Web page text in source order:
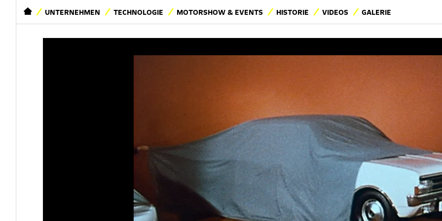
STARTSEITEUNTERNEHMEN TECHNOLOGIE MOTORSHOW & EVENTS HISTORIE VIDEOS GALERIE